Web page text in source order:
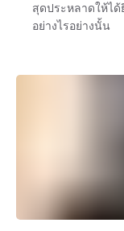
สุดประหลาดให้ไ
อย่างไรอย่างนั้น